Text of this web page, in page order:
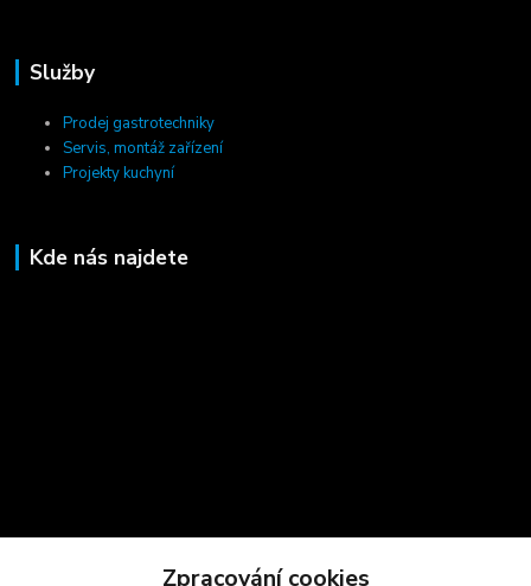
Služby
Prodej gastrotechniky
Servis, montáž zařízení
Projekty kuchyní
Kde nás najdete
Zpracování cookies